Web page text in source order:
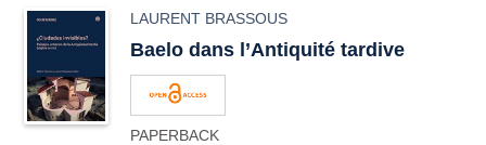
LAURENT BRASSOUS
Baelo dans l’Antiquité tardive
PAPERBACK